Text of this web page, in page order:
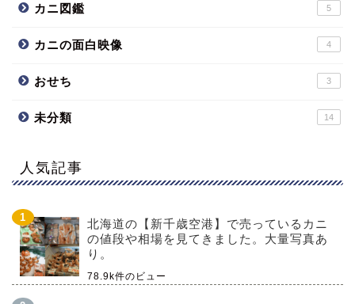
カニ図鑑 5
カニの面白映像 4
おせち 3
未分類 14
人気記事
北海道の【新千歳空港】で売っているカニ
の値段や相場を見てきました。大量写真あ
り。
78.9k件のビュー